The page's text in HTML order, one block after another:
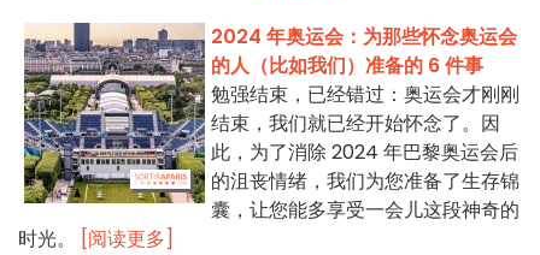
2024 年奥运会：为那些怀念奥运会
的人（比如我们）准备的 6 件事
勉强结束，已经错过：奥运会才刚刚
结束，我们就已经开始怀念了。因
此，为了消除 2024 年巴黎奥运会后
的沮丧情绪，我们为您准备了生存锦
囊，让您能多享受一会儿这段神奇的
时光。
[阅读更多]